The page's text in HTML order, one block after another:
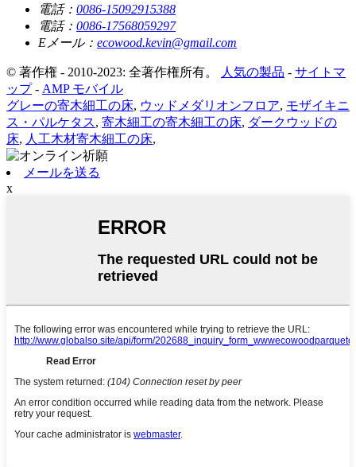
電話： 0086-15092915388
電話： 0086-17568059297
Eメール： ecowood.kevin@gmail.com
© 著作権 - 2010-2023: 全著作権所有。 人気の製品 - サイトマ
ップ- AMP モバイル
グレーの寄木細工の床, ウッドメダリオンフロア, モザイキニ
ス・パルケタス, 寄木細工の寄木細工の床, ダークウッドの
床, 人工木材寄木細工の床,
メールを送る
x